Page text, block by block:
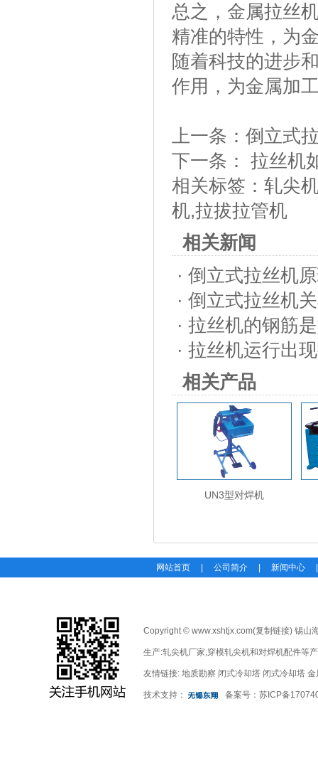
总之，金属拉丝
精准的特性，为
随着科技的进步
作用，为金属加
上一条： 倒立式
下一条： 拉丝机
相关标签： 轧尖
机,拉拔拉管机
相关新闻
· 倒立式拉丝机
· 倒立式拉丝机
· 拉丝机的钢筋
· 拉丝机运行出
相关产品
UN3型对焊机
网站首页 公司简介 新闻中心
Copyright © www.xshtjx.com(复制链接) 锡山
生产:轧尖机厂家,穿模轧尖机和对焊机配件等
友情链接: 地质勘察 闭式冷却塔 闭式冷却塔 金
技术支持： 备案号： 苏ICP备